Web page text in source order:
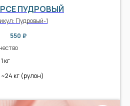
ПУДРОВЫЙ
Пудровый-1
550 ₽
1 кг
~24 кг (рулон)